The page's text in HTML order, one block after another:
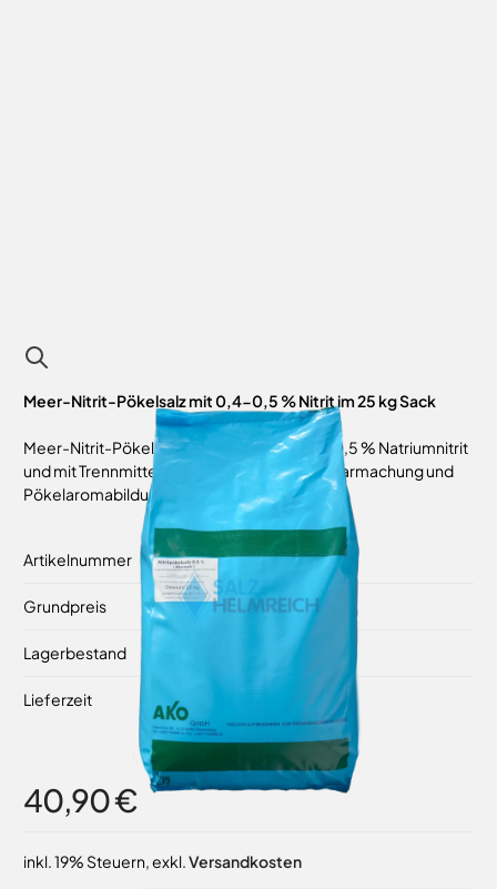
Meer-Nitrit-Pökelsalz mit 0,4-0,5 % Nitrit im 25 kg Sack
Meer-Nitrit-Pökelsalz fein 0-1 mm mit 0,4-0,5 % Natriumnitrit
und mit Trennmittel präpariert dient zur Haltbarmachung und
Pökelaromabildung für Fleischwaren.
Artikelnummer 43042
Grundpreis 1,64 €/ 1 kg
Lagerbestand Auf Lager
Lieferzeit 2-3 Werktage
40,90 €
inkl. 19% Steuern,exkl.Versandkosten